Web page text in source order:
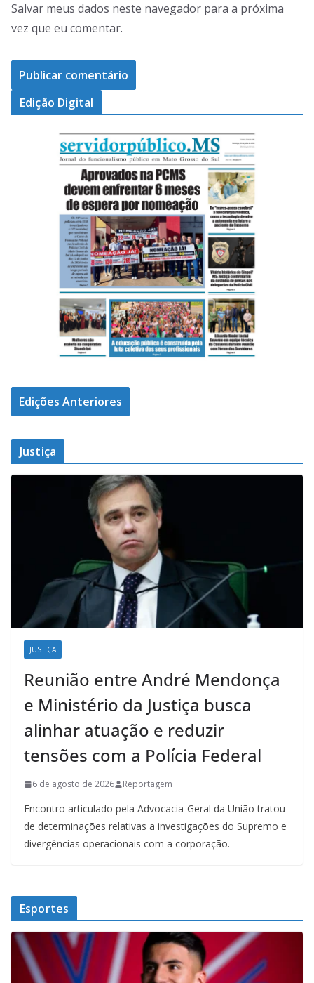
Salvar meus dados neste navegador para a próxima
vez que eu comentar.
Edição Digital
Edições Anteriores
Justiça
JUSTIÇA
Reunião entre André Mendonça
e Ministério da Justiça busca
alinhar atuação e reduzir
tensões com a Polícia Federal
6 de agosto de 2026 Reportagem
Encontro articulado pela Advocacia-Geral da União tratou
de determinações relativas a investigações do Supremo e
divergências operacionais com a corporação.
Esportes